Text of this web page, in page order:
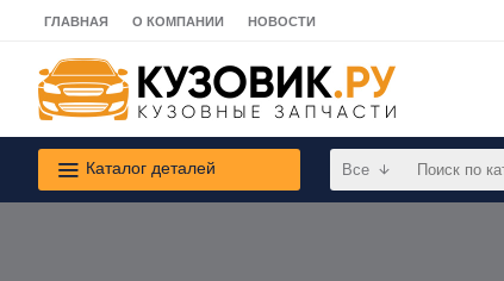
ГЛАВНАЯ О КОМПАНИИ НОВОСТИ
Каталог деталей Все